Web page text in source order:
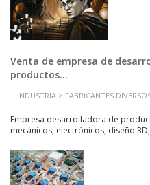
Venta de empresa de
productos...
INDUSTRIA > FABRICANTES
Empresa desarrolladora de
mecánicos, electrónicos, diseño